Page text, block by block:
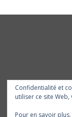
Confidentialité et
utiliser ce site
Pour en savoir